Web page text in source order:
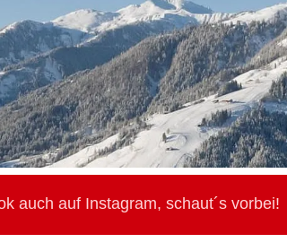
auch auf Instagram, schaut´s vorbei!